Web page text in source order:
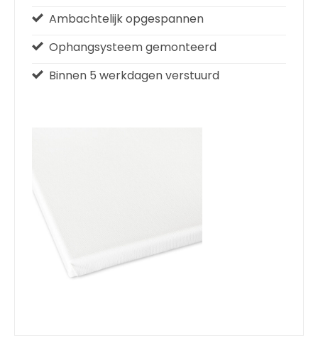
Ambachtelijk opgespannen
Ophangsysteem gemonteerd
Binnen 5 werkdagen verstuurd